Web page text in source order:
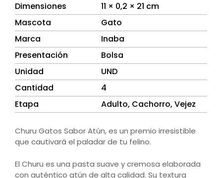
Dimensiones
11 × 0,2 × 21 cm
Mascota
Gato
Marca
Inaba
Presentación
Bolsa
Unidad
UND
Cantidad
4
Etapa
Adulto, Cachorro, Vejez
Churu Gatos Sabor Atún, es un premio irresistible
que cautivará el paladar de tu felino.
El Churu es una pasta suave y cremosa elaborada
con auténtico atún de alta calidad. Su textura